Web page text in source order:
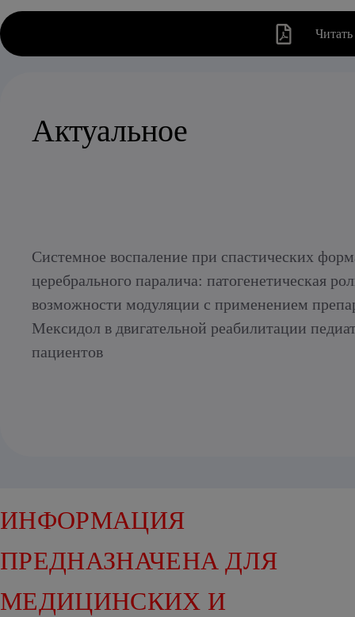
Читать
Актуальное
Системное воспаление при спастических
церебрального паралича: патогенетическая
возможности модуляции с применением
Мексидол в двигательной реабилитации
пациентов
ИНФОРМАЦИЯ
ПРЕДНАЗНАЧЕНА ДЛЯ
МЕДИЦИНСКИХ И